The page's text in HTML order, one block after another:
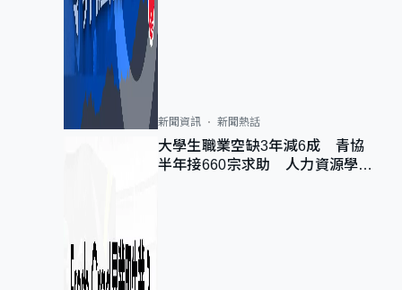
新聞資訊 新聞熱話
大學生職業空缺3年減6成 青協
半年接660宗求助 人力資源學